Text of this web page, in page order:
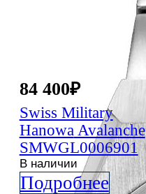
84 400₽
Swiss Military
Hanowa Avalanche
SMWGL0006901
В наличии
Подробнее